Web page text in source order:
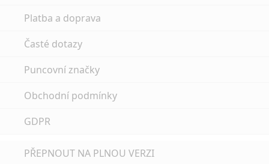
Platba a doprava
Časté dotazy
Puncovní značky
Obchodní podmínky
GDPR
PŘEPNOUT NA PLNOU VERZI